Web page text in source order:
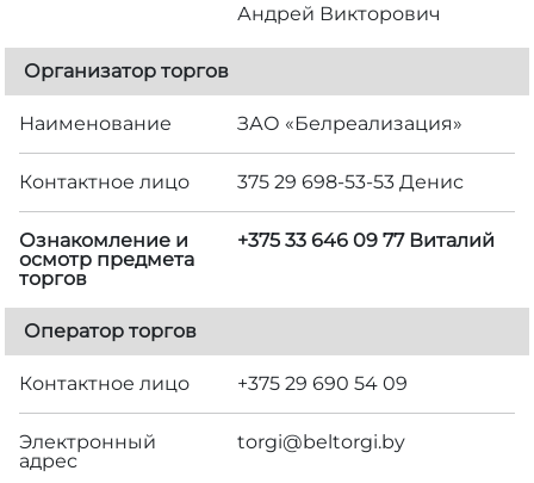
Андрей Викторович
Организатор торгов
Наименование ЗАО «Белреализация»
Контактное лицо 375 29 698-53-53 Денис
Ознакомление и
осмотр предмета
торгов
+375 33 646 09 77 Виталий
Оператор торгов
Контактное лицо +375 29 690 54 09
Электронный
адрес
torgi@beltorgi.by